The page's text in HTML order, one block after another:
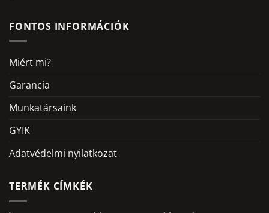
FONTOS INFORMÁCIÓK
Miért mi?
Garancia
Munkatársaink
GYIK
Adatvédelmi nyilatkozat
TERMÉK CÍMKÉK